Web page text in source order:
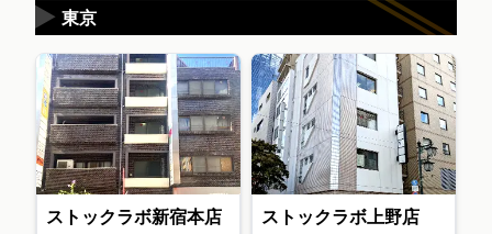
東京
▶
ストックラボ新宿本店
ストックラボ上野店